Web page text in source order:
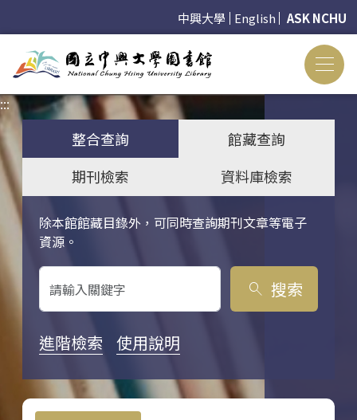
中興大學 English ASK NCHU
:::
整合查詢
館藏查詢
期刊檢索
資料庫檢索
除本館館藏目錄外，可同時查詢期刊文章等電子
資源。
關鍵字搜尋
search 搜索
進階檢索 使用說明